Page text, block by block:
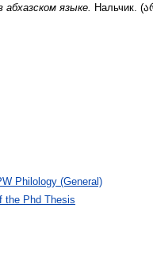
языке. Нальчик.
Philology (General)
the Phd Thesis